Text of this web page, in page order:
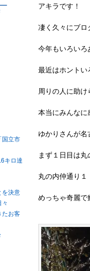
国立市
キロ達
を決意
たお客
アキラです！
凄く久々にブロ
今年もいろいろ
最近はホントい
周りの人に助け
本当にみんなに
ゆかりさんが名
まず１日目は丸
丸の内仲通り
めっちゃ奇麗で